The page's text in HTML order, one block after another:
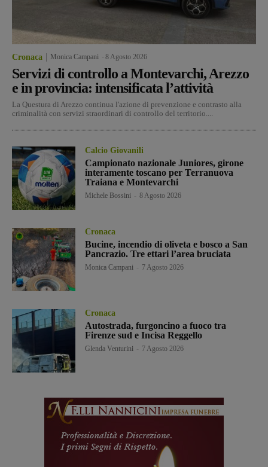
Cronaca Monica Campani 8 Agosto 2026
Servizi di controllo a Montevarchi, Arezzo
e in provincia: intensificata l’attività
La Questura di Arezzo continua l'azione di prevenzione e contrasto alla
criminalità con servizi straordinari di controllo del territorio....
Calcio Giovanili
Campionato nazionale Juniores, girone
interamente toscano per Terranuova
Traiana e Montevarchi
Michele Bossini 8 Agosto 2026
Cronaca
Bucine, incendio di oliveta e bosco a San
Pancrazio. Tre ettari l’area bruciata
Monica Campani 7 Agosto 2026
Cronaca
Autostrada, furgoncino a fuoco tra
Firenze sud e Incisa Reggello
Glenda Venturini 7 Agosto 2026